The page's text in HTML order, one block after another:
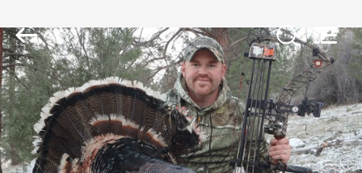
CASA
PRODOTTI
Arrows.
All
Rights
Reserved.